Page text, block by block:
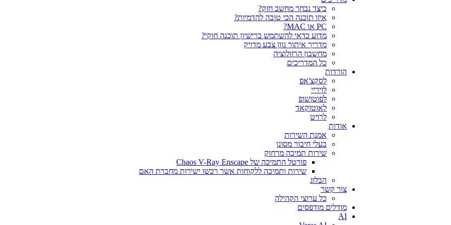
כיצד נבחר מחשב חזק?
איזו תוכנה הכי טובה להדמיות?‎‎
PC או MAC?
מדוע כדאי להשתמש ברישיון תוכנה חוקי?
מדריך איתור גוון צבע מדויק
מחשבון הרזולוציה
כל המדריכים
הורדות
לסקצ'אפ
לויריי
לפוטושופ
לאוטוקאד
לרויט
אודות
אמנת השירות
בעלי חיבור מסונן
שירות תמיכה מרחוק
פורטל התמיכה של Chaos V-Ray Enscape
שירות ותמיכה ללקוחות אשר רכשו ישירות מחברת האם
הבלוג
צור קשר
כל ערוצי הקהילה
מודלים מודפסים
AI